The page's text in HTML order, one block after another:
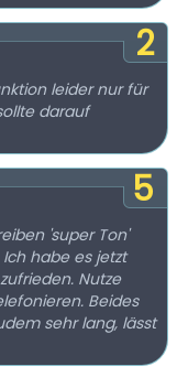
2
leider nur für
darauf
5
'super Ton'
habe es jetzt
Nutze
Beides
sehr lang, lässt